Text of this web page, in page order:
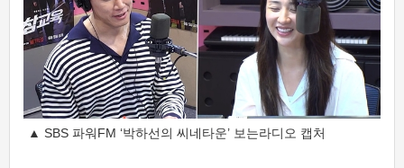
▲ SBS 파워FM ‘박하선의 씨네타운’ 보는라디오 캡처